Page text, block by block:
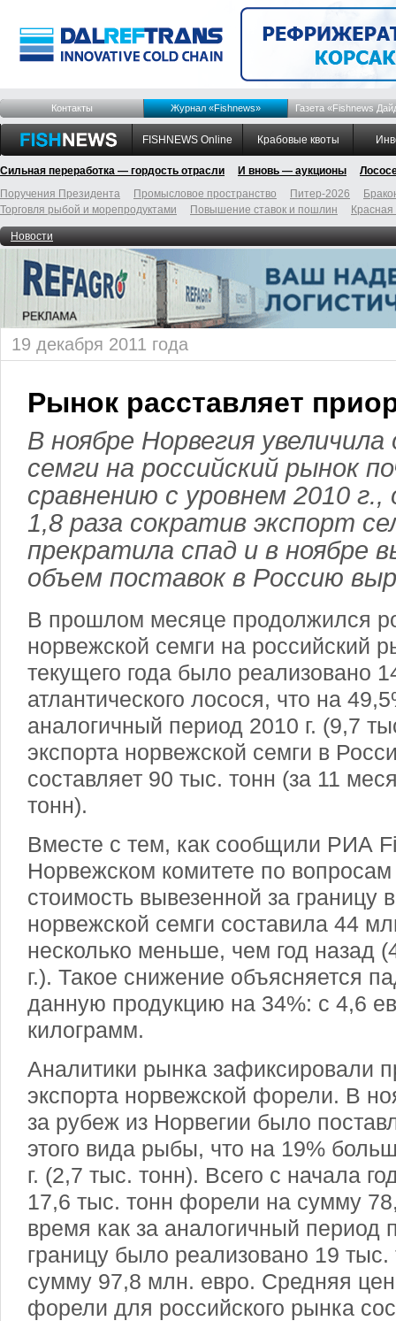
Контакты Журнал «Fishnews» Газета «Fishnews
FISHNEWS Online Крабовые квоты
Сильная переработка — гордость отрасли И вновь — аукционы
Поручения Президента
Промысловое пространство Питер-2026
Торговля рыбой и морепродуктами
Повышение ставок и пошлин
Новости
19 декабря 2011 года
Рынок расставляет
В ноябре Норвегия
семги на российский рынок
сравнению с уровнем 2010 г.,
1,8 раза сократив экспорт
прекратила спад и в ноябре
объем поставок в Россию
В прошлом месяце продолжился
норвежской семги на российский
текущего года было реализовано
атлантического лосося, что на
аналогичный период 2010 г. (9,7
экспорта норвежской семги в
составляет 90 тыс. тонн (за 11
тонн).
Вместе с тем, как сообщили РИА
Норвежском комитете по
стоимость вывезенной за границу
норвежской семги составила 44
несколько меньше, чем год назад
г.). Такое снижение объясняется
данную продукцию на 34%: с 4,6
килограмм.
Аналитики рынка зафиксировали
экспорта норвежской форели. В
за рубеж из Норвегии было
этого вида рыбы, что на 19%
г. (2,7 тыс. тонн). Всего с начала
17,6 тыс. тонн форели на сумму
время как за аналогичный период
границу было реализовано 19
сумму 97,8 млн. евро. Средняя
форели для российского рынка